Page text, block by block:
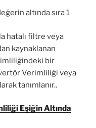
altında sıra 1
hatalı filtre veya
kaynaklanan
bir
Verimliliği veya
tanımlanır..
Eşiğin Altında